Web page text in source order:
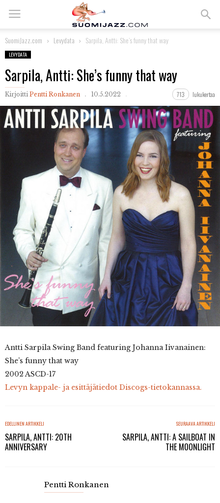
SuomiJazz.com Levydata Sarpila, Antti: She’s funny that way
LEVYDATA
Sarpila, Antti: She’s funny that way
Kirjoitti Pentti Ronkanen 10.5.2022 713 lukukertaa
Antti Sarpila Swing Band featuring Johanna Iivanainen:
She’s funny that way
2002 ASCD-17
Levyn kappale- ja esittäjätiedot Discogs-tietokannassa.
EDELLINEN ARTIKKELI
SARPILA, ANTTI: 20TH
ANNIVERSARY
SEURAAVA ARTIKKELI
SARPILA, ANTTI: A SAILBOAT IN
THE MOONLIGHT
Pentti Ronkanen